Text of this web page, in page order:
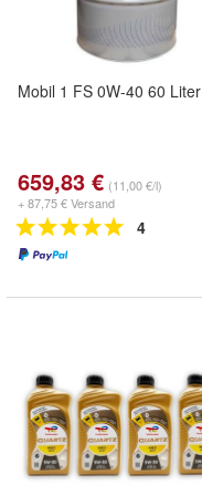
Mobil 1 FS 0W-40 60 Liter
659,83 € (11,00 €/l)
+ 87,75 € Versand
4